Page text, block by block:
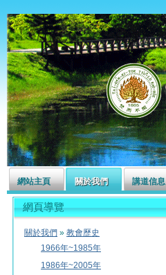
左營長老教會
網站主頁 關於我們 講道信息
網頁導覽
關於我們 » 教會歷史
1966年~1985年
1986年~2005年